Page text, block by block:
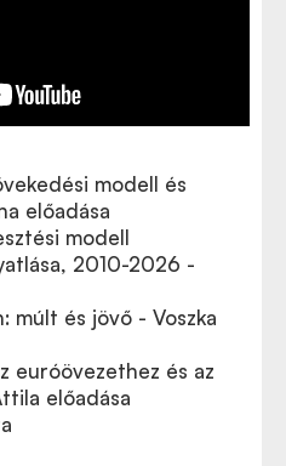
modell és
előadása
modell
2010-2026 -
múlt és jövő - Voszka
euróövezethez és az
előadása